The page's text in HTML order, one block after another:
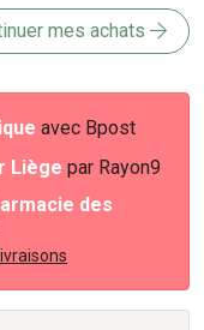
mes achats
avec Bpost
Liège par Rayon9
des